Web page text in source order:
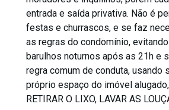
entrada e saída privativa. Não é
festas e churrascos, e se faz
as regras do condomínio,
barulhos noturnos após as 21h e
regra comum de conduta, usando
próprio espaço do imóvel
RETIRAR O LIXO, LAVAR AS